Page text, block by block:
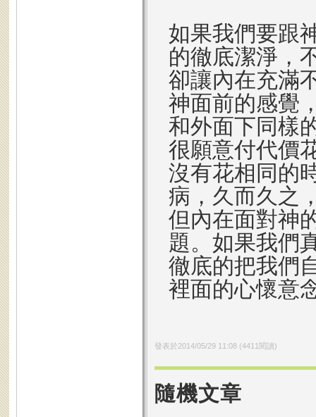
如果我們要跟
的徹底潔淨，
卻讓內在充滿
神面前的感覺
和外面下同樣
很願意付代價
沒有花相同的
病，久而久之
但內在面對神
題。如果我們
徹底的把我們
裡面的心懷意
發表於2014/05/29 11:08(4411 閱讀)
隨機文章